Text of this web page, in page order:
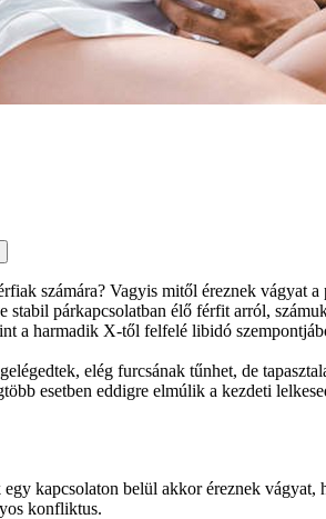
számára? Vagyis mitől éreznek vágyat
stabil párkapcsolatban élő férfit arról,
a harmadik X-től felfelé libidó
elég furcsának tűnhet, de
esetben eddigre elmúlik a kezdeti
kapcsolaton belül akkor éreznek
konfliktus.